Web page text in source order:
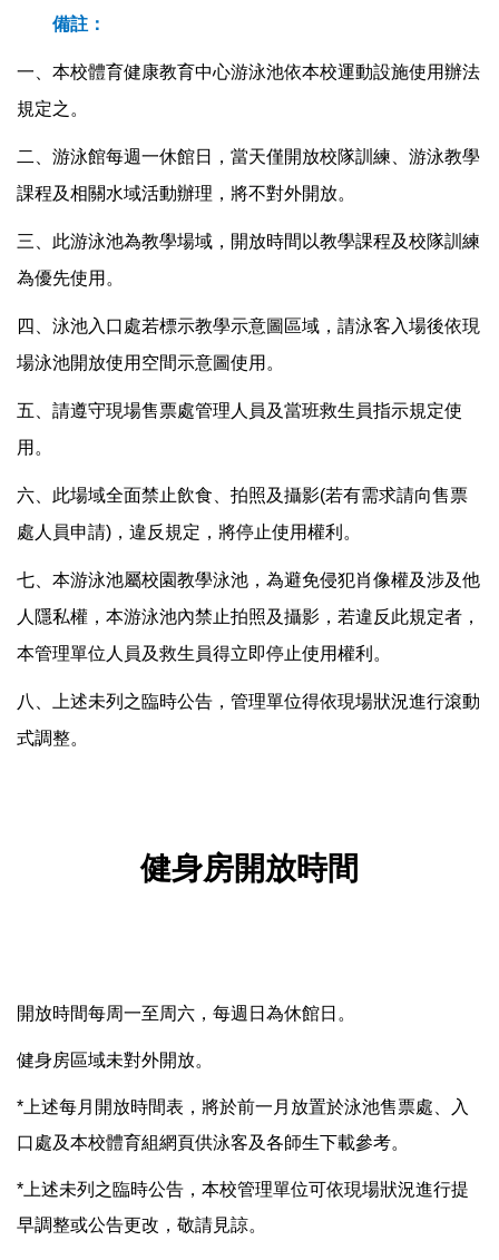
備註：
一、本校體育健康教育中心游泳池依本校運動設施使用辦法
規定之。
二、游泳館每週一休館日，當天僅開放校隊訓練、游泳教學
課程及相關水域活動辦理，將不對外開放。
三、此游泳池為教學場域，開放時間以教學課程及校隊訓練
為優先使用。
四、泳池入口處若標示教學示意圖區域，請泳客入場後依現
場泳池開放使用空間示意圖使用。
五、請遵守現場售票處管理人員及當班救生員指示規定使
用。
六、此場域全面禁止飲食、拍照及攝影(若有需求請向售票
處人員申請)，違反規定，將停止使用權利。
七、本游泳池屬校園教學泳池，為避免侵犯肖像權及涉及他
人隱私權，本游泳池內禁止拍照及攝影，若違反此規定者，
本管理單位人員及救生員得立即停止使用權利。
八、上述未列之臨時公告，管理單位得依現場狀況進行滾動
式調整。
健身房開放時間
開放時間每周一至周六，每週日為休館日。
健身房區域未對外開放。
*上述每月開放時間表，將於前一月放置於泳池售票處、入
口處及本校體育組網頁供泳客及各師生下載參考。
*上述未列之臨時公告，本校管理單位可依現場狀況進行提
早調整或公告更改，敬請見諒。